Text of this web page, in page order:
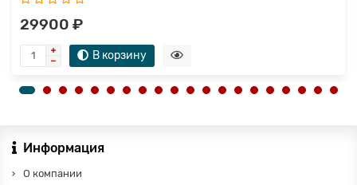
29900 ₽
В корзину
Информация
О компании